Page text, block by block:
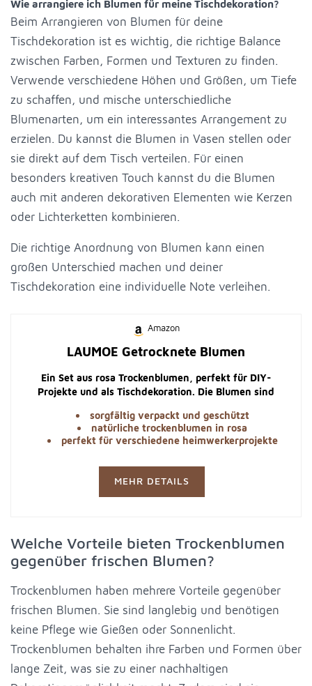
Wie arrangiere ich Blumen für meine Tischdekoration?
Beim Arrangieren von Blumen für deine
Tischdekoration ist es wichtig, die richtige Balance
zwischen Farben, Formen und Texturen zu finden.
Verwende verschiedene Höhen und Größen, um Tiefe
zu schaffen, und mische unterschiedliche
Blumenarten, um ein interessantes Arrangement zu
erzielen. Du kannst die Blumen in Vasen stellen oder
sie direkt auf dem Tisch verteilen. Für einen
besonders kreativen Touch kannst du die Blumen
auch mit anderen dekorativen Elementen wie Kerzen
oder Lichterketten kombinieren.
Die richtige Anordnung von Blumen kann einen
großen Unterschied machen und deiner
Tischdekoration eine individuelle Note verleihen.
Amazon
LAUMOE Getrocknete Blumen
Ein Set aus rosa Trockenblumen, perfekt für DIY-
Projekte und als Tischdekoration. Die Blumen sind
sorgfältig verpackt und geschützt
natürliche trockenblumen in rosa
perfekt für verschiedene heimwerkerprojekte
MEHR DETAILS
Welche Vorteile bieten Trockenblumen
gegenüber frischen Blumen?
Trockenblumen haben mehrere Vorteile gegenüber
frischen Blumen. Sie sind langlebig und benötigen
keine Pflege wie Gießen oder Sonnenlicht.
Trockenblumen behalten ihre Farben und Formen über
lange Zeit, was sie zu einer nachhaltigen